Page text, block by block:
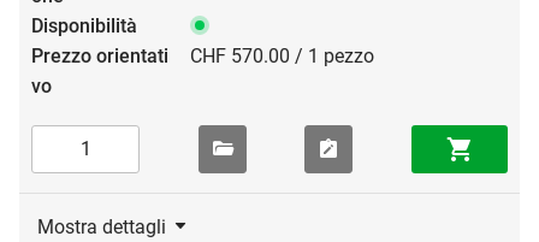
CHF 570.00 / 1 pezzo
Mostra dettagli